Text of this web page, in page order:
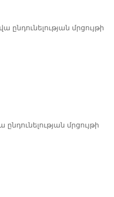
ընդունելության մրցույթի
մրցույթի